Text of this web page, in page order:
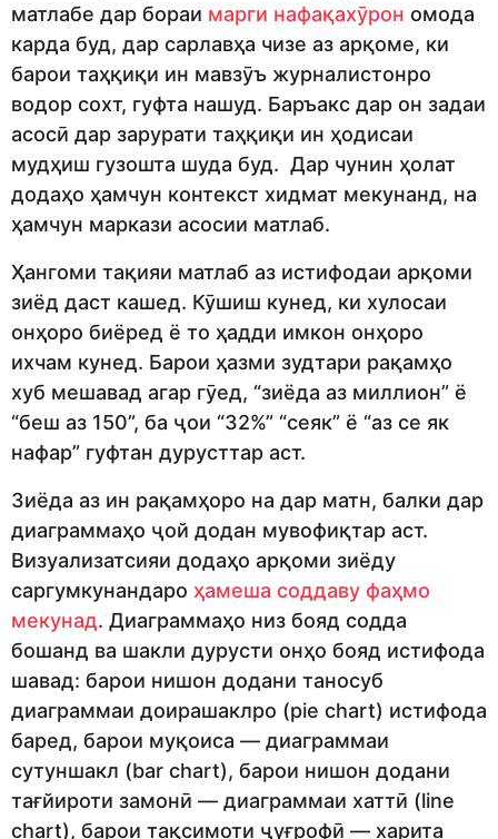
матлабе дар бораи марги нафақахӯрон омода
карда буд, дар сарлавҳа чизе аз арқоме, ки
барои таҳқиқи ин мавзӯъ журналистонро
водор сохт, гуфта нашуд. Баръакс дар он задаи
асосӣ дар зарурати таҳқиқи ин ҳодисаи
мудҳиш гузошта шуда буд. Дар чунин ҳолат
додаҳо ҳамчун контекст хидмат мекунанд, на
ҳамчун маркази асосии матлаб.
Ҳангоми тақияи матлаб аз истифодаи арқоми
зиёд даст кашед. Кӯшиш кунед, ки хулосаи
онҳоро биёред ё то ҳадди имкон онҳоро
ихчам кунед. Барои ҳазми зудтари рақамҳо
хуб мешавад агар гӯед, “зиёда аз миллион” ё
“беш аз 150”, ба ҷои “32%” “сеяк” ё “аз се як
нафар” гуфтан дурусттар аст.
Зиёда аз ин рақамҳоро на дар матн, балки дар
диаграммаҳо ҷой додан мувофиқтар аст.
Визуализатсияи додаҳо арқоми зиёду
саргумкунандаро ҳамеша соддаву фаҳмо
мекунад. Диаграммаҳо низ бояд содда
бошанд ва шакли дурусти онҳо бояд истифода
шавад: барои нишон додани таносуб
диаграммаи доирашаклро (pie chart) истифода
баред, барои муқоиса — диаграммаи
сутуншакл (bar chart), барои нишон додани
тағйироти замонӣ — диаграммаи хаттӣ (line
chart), барои тақсимоти ҷуғрофӣ — харита